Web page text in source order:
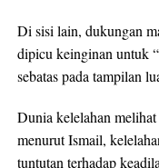
Di sisi lain, dukungan
dipicu keinginan untuk
sebatas pada tampilan
Dunia kelelahan
menurut Ismail,
tuntutan terhadap